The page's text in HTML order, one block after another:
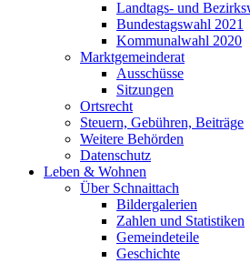
Landtags- und
Bundestagswahl 2021
Kommunalwahl 2020
Marktgemeinderat
Ausschüsse
Sitzungen
Ortsrecht
Steuern, Gebühren, Beiträge
Weitere Behörden
Datenschutz
Leben & Wohnen
Über Schnaittach
Bildergalerien
Zahlen und Statistiken
Gemeindeteile
Geschichte